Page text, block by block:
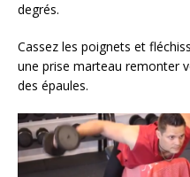
degrés.
Cassez les poignets et
une prise marteau remonter
des épaules.